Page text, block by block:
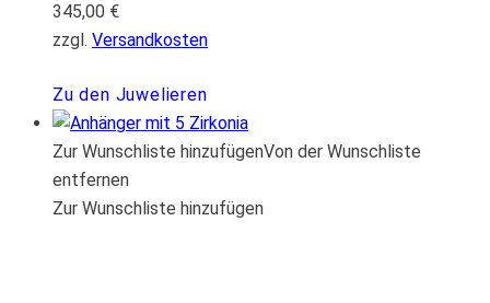
345,00 €
zzgl. Versandkosten
Zu den Juwelieren
Zur Wunschliste hinzufügenVon der Wunschliste
entfernen
Zur Wunschliste hinzufügen